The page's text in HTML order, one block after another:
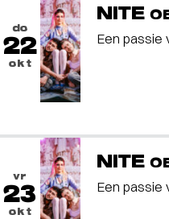
do
22
okt
NITE
Een
vr
23
okt
NITE
Een